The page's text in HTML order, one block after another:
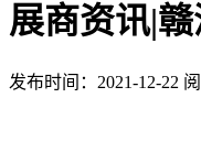
展商资讯|
发布时间：2021-12-22